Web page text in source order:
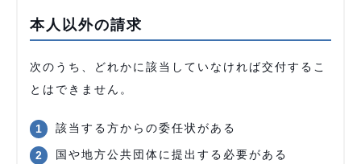
本人以外の請求
次のうち、どれかに該当していなければ交付するこ
とはできません。
該当する方からの委任状がある
国や地方公共団体に提出する必要がある